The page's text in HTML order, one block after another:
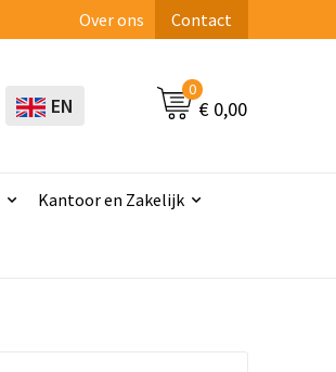
Over ons Contact
EN
0
€ 0,00
Kantoor en Zakelijk